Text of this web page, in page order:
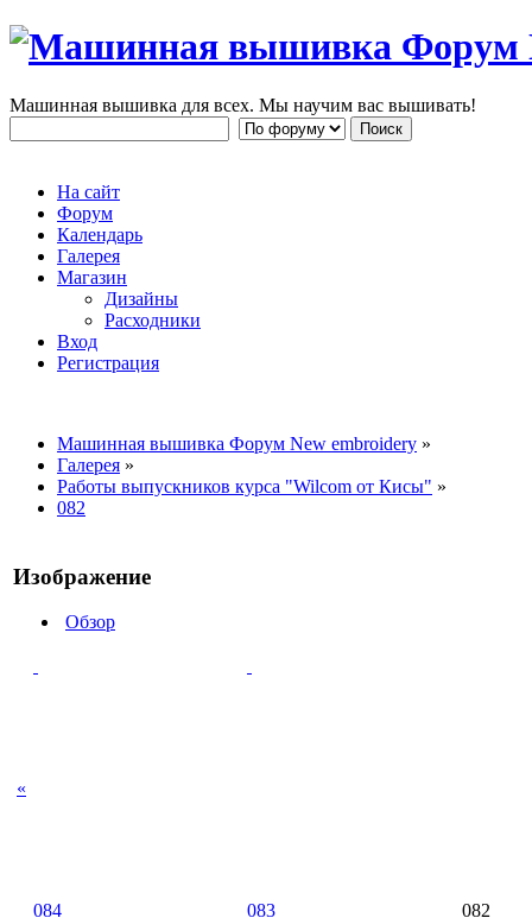
Машинная вышивка для всех. Мы научим вас вышивать!
На сайт
Форум
Календарь
Галерея
Магазин
Дизайны
Расходники
Вход
Регистрация
Машинная вышивка Форум New embroidery »
Галерея »
Работы выпускников курса "Wilcom от Кисы" »
082
Изображение
Обзор
«
084 083
082